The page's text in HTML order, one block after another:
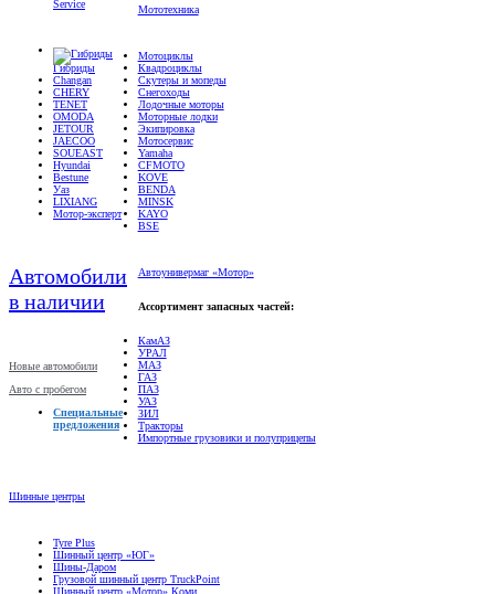
Гибриды
Changan
CHERY
TENET
OMODA
JETOUR
JAECOO
SOUEAST
Hyundai
Bestune
Уаз
LIXIANG
Мотор-эксперт
в наличии
Авто с пробегом
Специальные
предложения
Квадроциклы
Скутеры и мопеды
Снегоходы
Лодочные моторы
Моторные лодки
Экипировка
Мотосервис
Yamaha
CFMOTO
KOVE
BENDA
MINSK
KAYO
BSE
УРАЛ
МАЗ
ГАЗ
ПАЗ
УАЗ
ЗИЛ
Тракторы
Импортные грузовики и полуприцепы
Шинный центр «ЮГ»
Шины-Даром
Грузовой шинный центр TruckPoint
Шинный центр «Мотор» Коми
Шинный центр «Cordiant»